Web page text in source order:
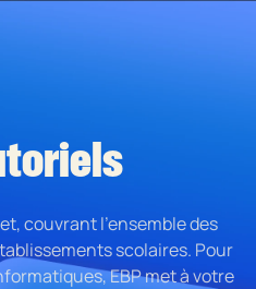
couvrant l’ensemble des
scolaires. Pour
EBP met à votre